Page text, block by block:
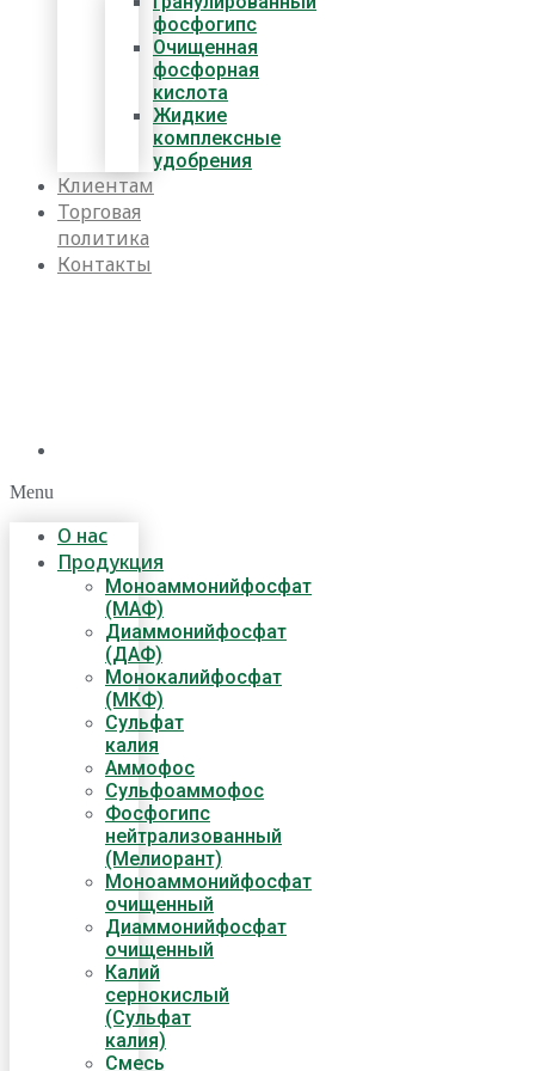
фосфогипс
Очищенная
фосфорная
кислота
Жидкие
комплексные
удобрения
Клиентам
Торговая
политика
Контакты
Menu
О нас
Продукция
Моноаммонийфосфат
(МАФ)
Диаммонийфосфат
(ДАФ)
Монокалийфосфат
(МКФ)
Сульфат
калия
Аммофос
Сульфоаммофос
Фосфогипс
нейтрализованный
(Мелиорант)
Моноаммонийфосфат
очищенный
Диаммонийфосфат​
очищенный
Калий
сернокислый
(Сульфат
калия)
Смесь